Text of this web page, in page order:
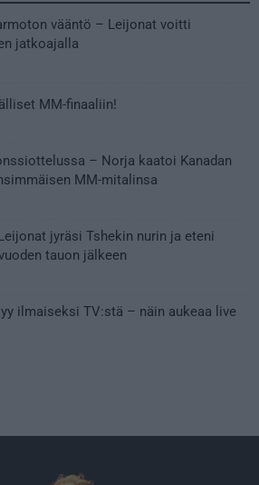
vääntö – Leijonat voitti
jatkoajalla
MM-finaaliin!
– Norja kaatoi Kanadan
MM-mitalinsa
jyräsi Tshekin nurin ja eteni
tauon jälkeen
ilmaiseksi TV:stä – näin aukeaa live